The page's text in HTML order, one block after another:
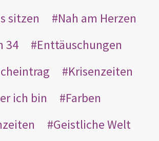
sitzen
Nah am Herzen
34
Enttäuschungen
Krisenzeiten
ich bin
Farben
Geistliche Welt